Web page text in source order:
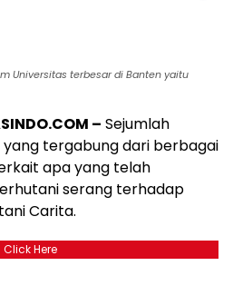
Universitas terbesar di Banten yaitu
– Sejumlah
yang tergabung dari berbagai
apa yang telah
serang terhadap
Carita.
Click Here